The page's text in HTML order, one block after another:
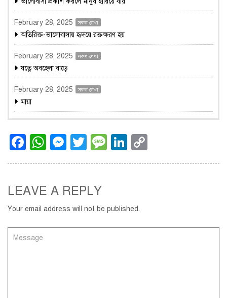
February 28, 2025 সকল লেখা
অতিরিক্ত-ভালোবাসায় হৃদয়ে রক্তক্ষরণ হয়
February 28, 2025 সকল লেখা
যত্নে অবহেলা বাড়ে
February 28, 2025 সকল লেখা
মায়া
Facebook
WhatsApp
Messenger
Twitter
Message
LinkedIn
Link
LEAVE A REPLY
Your email address will not be published.